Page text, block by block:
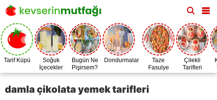
Tarif Küpü
Soğuk
İçecekler
Bugün Ne
Pişirsem?
Dondurmalar
Taze
Fasulye
Zamanı
Çilekli
Tarifleri
damla çikolata yemek tarifleri